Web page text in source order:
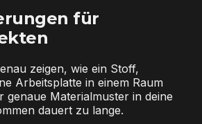
für
zeigen, wie ein Stoff,
Arbeitsplatte in einem Raum
genaue Materialmuster in deine
dauert zu lange.